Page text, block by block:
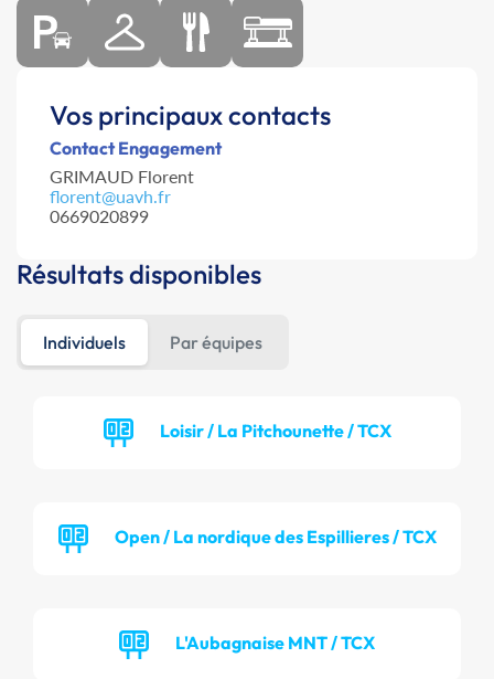
Vos principaux contacts
Contact Engagement
GRIMAUD Florent
florent@uavh.fr
0669020899
Résultats disponibles
Individuels Par équipes
Loisir / La Pitchounette / TCX
Open / La nordique des Espillieres / TCX
L'Aubagnaise MNT / TCX